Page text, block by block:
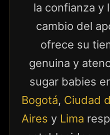
la confianza y
cambio del
ofrece su
genuina y
sugar babies
Bogotá, Ciudad
Aires y Lima